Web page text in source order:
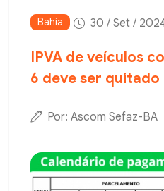
Bahia 30 / Set /
IPVA de veículos
6 deve ser quitado
Por: Ascom Sefaz-BA